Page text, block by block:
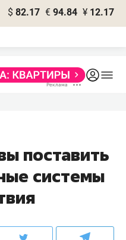
$ 82.17 € 94.84 ¥ 12.17
поставить
системы